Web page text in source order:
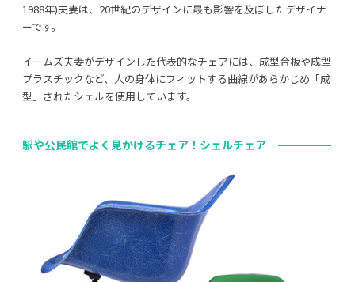
1988年)夫妻は、20世紀のデザインに最も影響を及ぼしたデザイナ
ーです。
イームズ夫妻がデザインした代表的なチェアには、成型合板や成型
プラスチックなど、人の身体にフィットする曲線があらかじめ「成
型」されたシェルを使用しています。
駅や公民館でよく見かけるチェア！シェルチェア